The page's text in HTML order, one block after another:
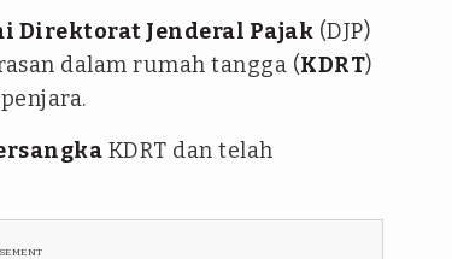
Direktorat Jenderal Pajak (DJP)
dalam rumah tangga (KDRT)
KDRT dan telah